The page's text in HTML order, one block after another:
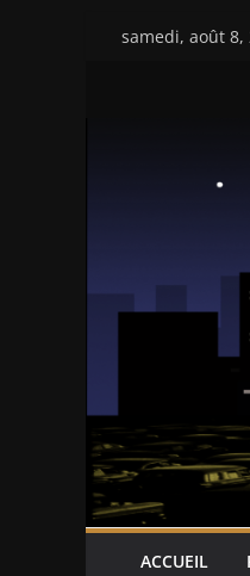
Passersamedi, août 8,
ACCUEIL